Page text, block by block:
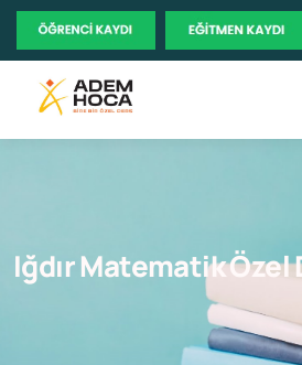
Iğdır Matematik Özel